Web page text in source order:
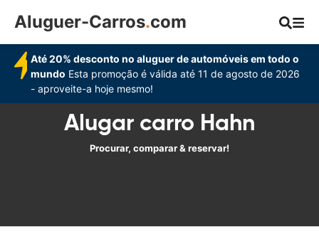
Aluguer-Carros.com
Até 20% desconto no aluguer de automóveis em todo o
mundo Esta promoção é válida até 11 de agosto de 2026
- aproveite-a hoje mesmo!
Alugar carro Hahn
Procurar, comparar & reservar!